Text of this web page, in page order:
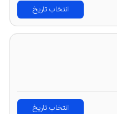
انتخاب تاریخ
انتخاب تاریخ